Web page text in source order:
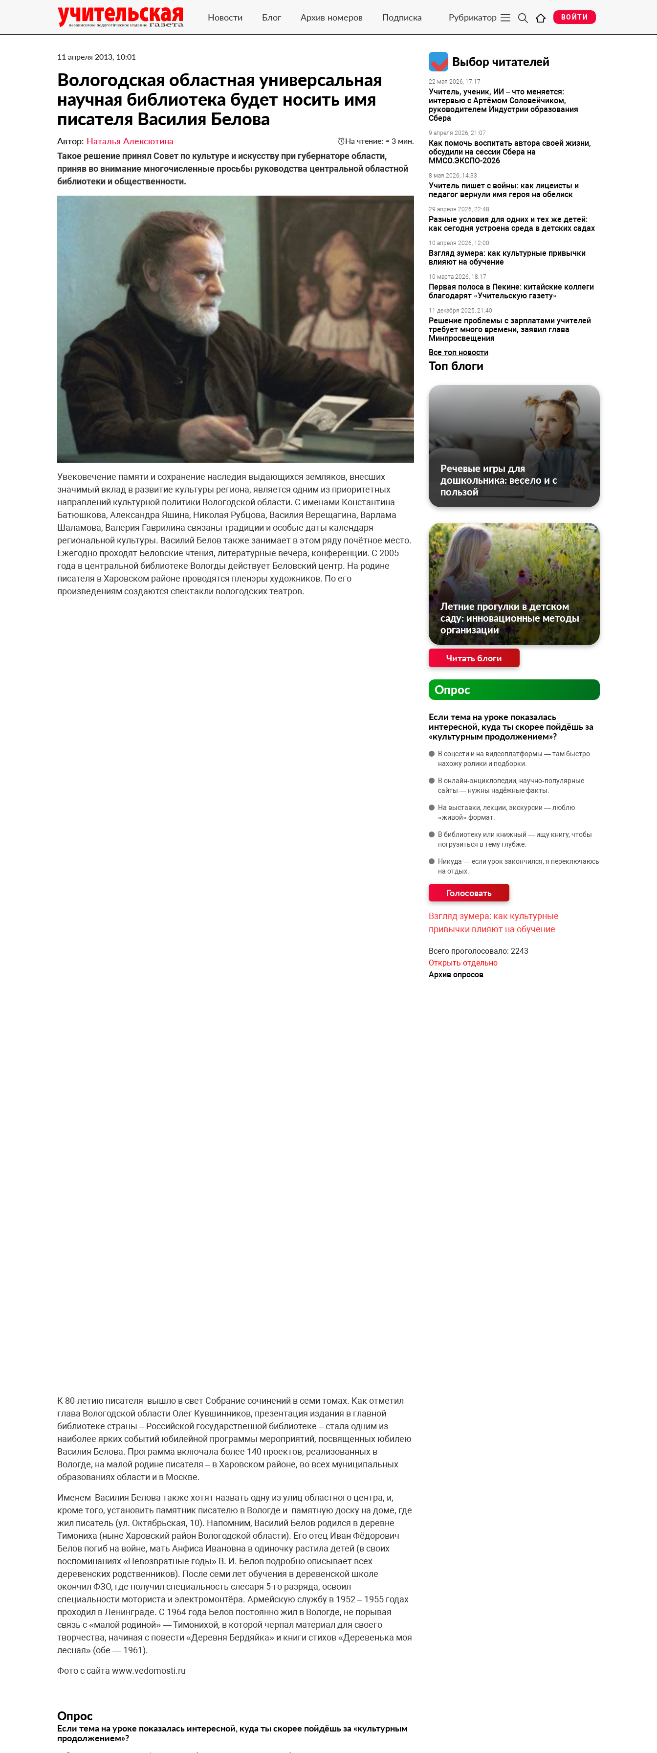
Новости Блог Архив номеров Подписка Рубрикатор ВОЙТИ
11 апреля 2013, 10:01
Вологодская областная универсальная
научная библиотека будет носить имя
писателя Василия Белова
Автор: Наталья Алексютина На чтение: ≈ 3 мин.
Такое решение принял Совет по культуре и искусству при губернаторе области,
приняв во внимание многочисленные просьбы руководства центральной областной
библиотеки и общественности.
Увековечение памяти и сохранение наследия выдающихся земляков, внесших
значимый вклад в развитие культуры региона, является одним из приоритетных
направлений культурной политики Вологодской области. С именами Константина
Батюшкова, Александра Яшина, Николая Рубцова, Василия Верещагина, Варлама
Шаламова, Валерия Гаврилина связаны традиции и особые даты календаря
региональной культуры. Василий Белов также занимает в этом ряду почётное место.
Ежегодно проходят Беловские чтения, литературные вечера, конференции. С 2005
года в центральной библиотеке Вологды действует Беловский центр. На родине
писателя в Харовском районе проводятся пленэры художников. По его
произведениям создаются спектакли вологодских театров.
К 80-летию писателя вышло в свет Собрание сочинений в семи томах. Как отметил
глава Вологодской области Олег Кувшинников, презентация издания в главной
библиотеке страны – Российской государственной библиотеке – стала одним из
наиболее ярких событий юбилейной программы мероприятий, посвященных юбилею
Василия Белова. Программа включала более 140 проектов, реализованных в
Вологде, на малой родине писателя – в Харовском районе, во всех муниципальных
образованиях области и в Москве.
Именем Василия Белова также хотят назвать одну из улиц областного центра, и,
кроме того, установить памятник писателю в Вологде и памятную доску на доме, где
жил писатель (ул. Октябрьская, 10). Напомним, Василий Белов родился в деревне
Тимониха (ныне Харовский район Вологодской области). Его отец Иван Фёдорович
Белов погиб на войне, мать Анфиса Ивановна в одиночку растила детей (в своих
воспоминаниях «Невозвратные годы» В. И. Белов подробно описывает всех
деревенских родственников). После семи лет обучения в деревенской школе
окончил ФЗО, где получил специальность слесаря 5-го разряда, освоил
специальности моториста и электромонтёра. Армейскую службу в 1952 – 1955 годах
проходил в Ленинграде. С 1964 года Белов постоянно жил в Вологде, не порывая
связь с «малой родиной» — Тимонихой, в которой черпал материал для своего
творчества, начиная с повести «Деревня Бердяйка» и книги стихов «Деревенька моя
лесная» (обе — 1961).
Фото с сайта www.vedomosti.ru
Опрос
Если тема на уроке показалась интересной, куда ты скорее пойдёшь за «культурным
продолжением»?
Выбор читателей
22 мая 2026, 17:17
Учитель, ученик, ИИ – что меняется:
интервью с Артёмом Соловейчиком,
руководителем Индустрии образования
Сбера
9 апреля 2026, 21:07
Как помочь воспитать автора своей жизни,
обсудили на сессии Сбера на
ММСО.ЭКСПО-2026
8 мая 2026, 14:33
Учитель пишет с войны: как лицеисты и
педагог вернули имя героя на обелиск
29 апреля 2026, 22:48
Разные условия для одних и тех же детей:
как сегодня устроена среда в детских садах
10 апреля 2026, 12:00
Взгляд зумера: как культурные привычки
влияют на обучение
10 марта 2026, 18:17
Первая полоса в Пекине: китайские коллеги
благодарят «Учительскую газету»
11 декабря 2025, 21:40
Решение проблемы с зарплатами учителей
требует много времени, заявил глава
Минпросвещения
Все топ новости
Топ блоги
Речевые игры для
дошкольника: весело и с
пользой
Летние прогулки в детском
саду: инновационные методы
организации
Читать блоги
Опрос
Если тема на уроке показалась
интересной, куда ты скорее пойдёшь за
«культурным продолжением»?
В соцсети и на видеоплатформы — там быстро
нахожу ролики и подборки.
В онлайн‑энциклопедии, научно‑популярные
сайты — нужны надёжные факты.
На выставки, лекции, экскурсии — люблю
«живой» формат.
В библиотеку или книжный — ищу книгу, чтобы
погрузиться в тему глубже.
Никуда — если урок закончился, я переключаюсь
на отдых.
Взгляд зумера: как культурные
привычки влияют на обучение
Всего проголосовало: 2243
Открыть отдельно
Архив опросов